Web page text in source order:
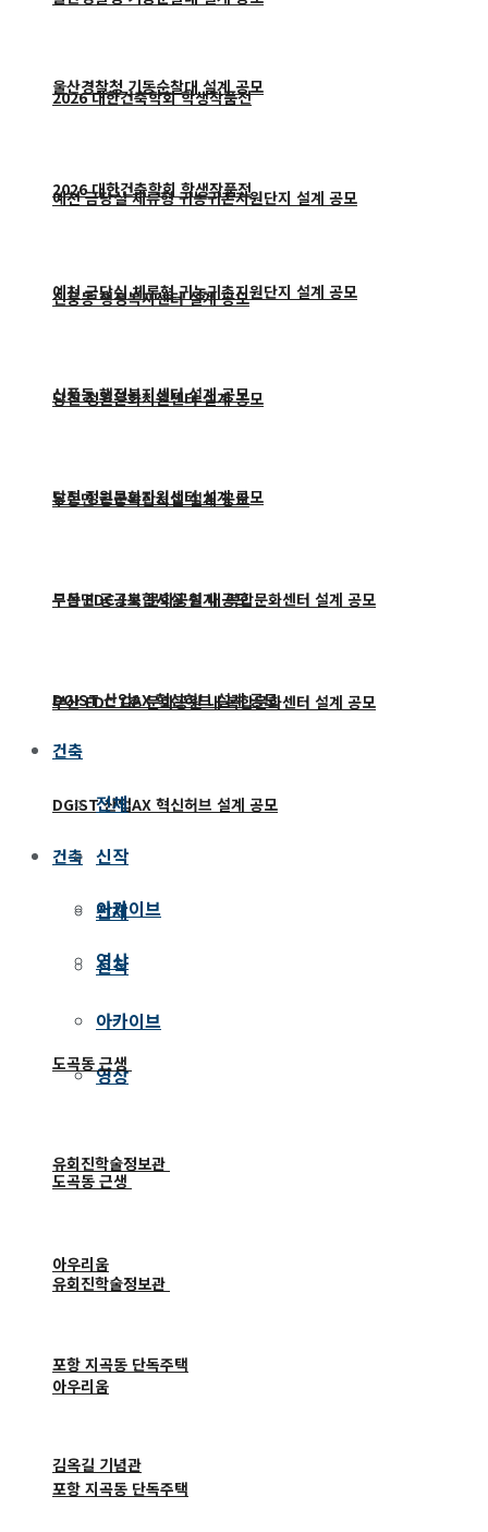
울산경찰청 기동순찰대 설계 공모
2026 대한건축학회 학생작품전
예천 금당실 체류형 귀농귀촌지원단지 설계 공모
신풍동 행정복지센터 설계 공모
당진 정원문화지원센터 설계 공모
두동면 공공복합시설 설계 공모
부산 EDC 1호 문화공원 내 복합문화센터 설계 공모
DGIST 산업AX 혁신허브 설계 공모
건축
전체
신작
아카이브
영상
도곡동 근생
유회진학술정보관
아우리움
포항 지곡동 단독주택
2026 대한건축학회 학생작품전
예천 금당실 체류형 귀농귀촌지원단지 설계 공모
신풍동 행정복지센터 설계 공모
당진 정원문화지원센터 설계 공모
두동면 공공복합시설 설계 공모
부산 EDC 1호 문화공원 내 복합문화센터 설계 공모
DGIST 산업AX 혁신허브 설계 공모
건축
전체
신작
아카이브
영상
도곡동 근생
유회진학술정보관
아우리움
포항 지곡동 단독주택
김옥길 기념관